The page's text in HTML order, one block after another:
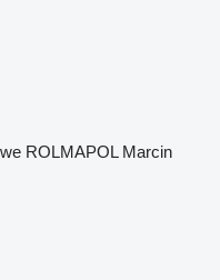
ROLMAPOL Marcin